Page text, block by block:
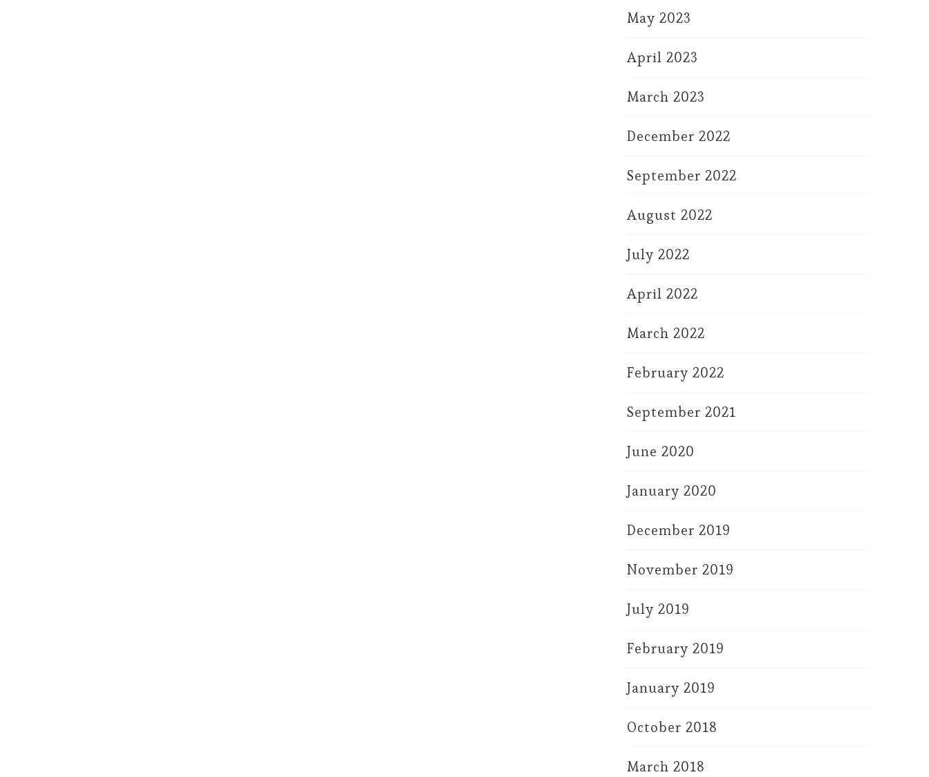
May 2023
April 2023
March 2023
December 2022
September 2022
August 2022
July 2022
April 2022
March 2022
February 2022
September 2021
June 2020
January 2020
December 2019
November 2019
July 2019
February 2019
January 2019
October 2018
March 2018